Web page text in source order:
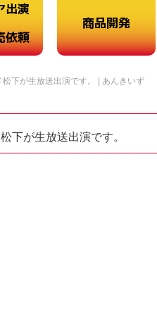
出演
依頼
商品開発
下が生放送出演です。 | あんきいず
下が生放送出演です。